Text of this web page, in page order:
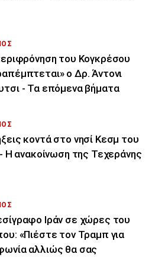
του Κογκρέσου
ο Δρ. Άντονι
- Τα επόμενα βήματα
κοντά στο νησί Κεσμ του
- Η ανακοίνωση της Τεχεράνης
Ιράν σε χώρες του
«Πιέστε τον Τραμπ για
αλλιώς θα σας